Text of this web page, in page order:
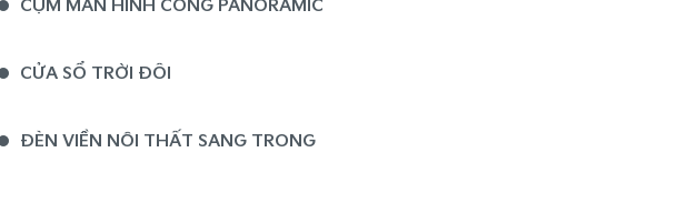
CỤM MÀN HÌNH CONG PANORAMIC​
CỬA SỔ TRỜI ĐÔI
ĐÈN VIỀN NỘI THẤT SANG TRỌNG​